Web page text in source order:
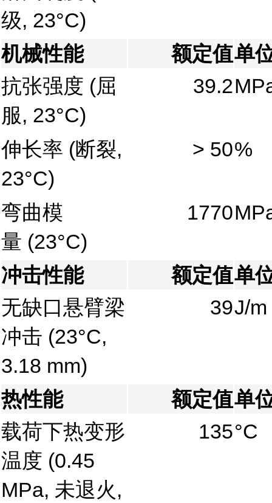
级, 23°C)
机械性能 额定值单
抗张强度 (屈
服, 23°C)
39.2
伸长率 (断裂,
23°C)
> 50%
弯曲模
量 (23°C)
1770
冲击性能 额定值单
无缺口悬臂梁
冲击 (23°C,
3.18 mm)
39J/m
热性能 额定值单
载荷下热变形
温度 (0.45
MPa, 未退火,
135°C